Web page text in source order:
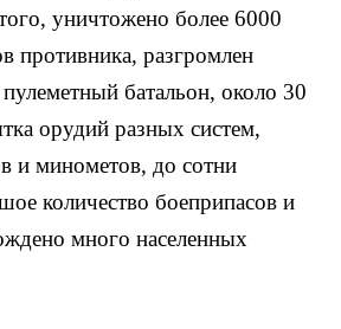
уничтожено более 6000
противника, разгромлен
батальон, около 30
орудий разных систем,
и минометов, до сотни
количество боеприпасов и
много населенных